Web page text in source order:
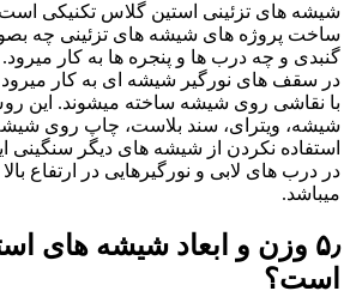
شیشه های تزئینی استین گلاس تکنیکی
ساخت پروژه های شیشه های تزئینی چه
گنبدی و چه درب ها و پنجره ها به کار
در سقف های نورگیر شیشه ای به کار
با نقاشی روی شیشه ساخته میشوند. این
شیشه، ویترای، سند بلاست، چاپ روی
استفاده نکردن از شیشه های دیگر
در درب های لابی و نورگیرهایی در ارتفاع
میباشد.
۵٫ وزن و ابعاد شیشه های
است؟